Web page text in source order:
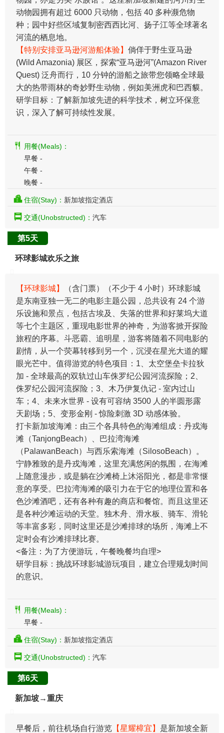
动物园拥有超过 6000 只动物，包括 40 多种濒危物
种；园中好些区域复制密西西比河、扬子江等全球著名
河流的栖息地。
【特别安排亚马逊河游船体验】 倘佯于野生亚马逊
(Wild Amazonia) 展区，探索“亚马逊河”(Amazon River
Quest) 泛舟而行，10 分钟的游船之旅带您领略全球最
大的热带雨林的奇妙野生动物，例如美洲虎和巴西貘。
研学目标：了解新加坡先进的科学技术，树立环保意
识，深入了解可持续性发展。
用餐(Meals)：
早餐 -
午餐 -
晚餐 -
住宿(Stay)： 新加坡指定酒店
交通(Unobstructed)： 汽车
第5天
环球影城欢乐之旅
【环球影城】
（含门票）（不少于 4 小时）环球影城
是东南亚独一无二的电影主题公园，总共设有 24 个游
乐设施和景点，包括古埃及、失落的世界和好莱坞大道
等七个主题区，重现电影世界的神奇，为游客掀开探险
旅程的序幕。斗恶霸、追明星，游客将随着不同电影的
剧情，从一个荧幕转移到另一个，沉浸在星光大道的耀
眼光芒中。值得游览的特色项目：1、太空堡垒卡拉狄
加 - 全球最高的双轨过山车侏罗纪公园河流探险；2、
侏罗纪公园河流探险；3、木乃伊复仇记 - 室内过山
车；4、未来水世界 - 设有可容纳 3500 人的半圆形露
天剧场；5、变形金刚 - 惊险刺激 3D 动感体验。
打卡新加坡海滩：由三个各具特色的海滩组成：丹戎海
滩（TanjongBeach）、巴拉湾海滩
（PalawanBeach）与西乐索海滩（SilosoBeach）。
宁静雅致的是丹戎海滩，这里充满悠闲的氛围，在海滩
上随意漫步，或是躺在沙滩椅上沐浴阳光，都是非常惬
意的享受。巴拉湾海滩的吸引力在于它的地理位置和各
色沙滩酒吧，还有各种有趣的商店和餐馆。而且这里还
是各种沙滩运动的天堂。独木舟、滑水板、骑车、滑轮
等丰富多彩，同时这里还是沙滩排球的场所，海滩上不
定时会有沙滩排球比赛。
<备注：为了方便游玩，午餐晚餐均自理>
研学目标：挑战环球影城游玩项目，建立合理规划时间
的意识。
用餐(Meals)：
早餐 -
住宿(Stay)： 新加坡指定酒店
交通(Unobstructed)： 汽车
第6天
新加坡→重庆
​早餐后，前往机场自行游览 【星耀樟宜】 是新加坡全新